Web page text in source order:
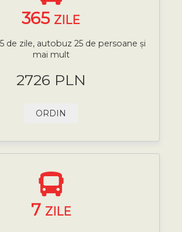
365 ZILE
de zile, autobuz 25 de persoane și
mai mult
2726 PLN
ORDIN
7 ZILE